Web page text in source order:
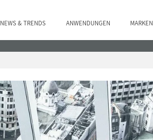
NEWS & TRENDS ANWENDUNGEN MARKEN